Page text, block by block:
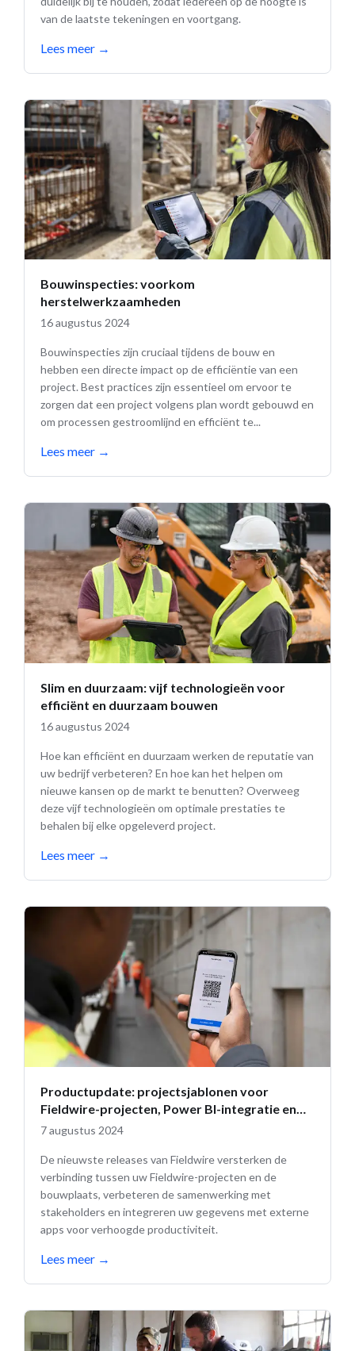
van de laatste tekeningen en voortgang.
Lees meer →
Bouwinspecties: voorkom
herstelwerkzaamheden
16 augustus 2024
Bouwinspecties zijn cruciaal tijdens de bouw en
hebben een directe impact op de efficiëntie van een
project. Best practices zijn essentieel om ervoor te
zorgen dat een project volgens plan wordt gebouwd en
om processen gestroomlijnd en efficiënt te...
Lees meer →
Slim en duurzaam: vijf technologieën voor
efficiënt en duurzaam bouwen
16 augustus 2024
Hoe kan efficiënt en duurzaam werken de reputatie van
uw bedrijf verbeteren? En hoe kan het helpen om
nieuwe kansen op de markt te benutten? Overweeg
deze vijf technologieën om optimale prestaties te
behalen bij elke opgeleverd project.
Lees meer →
Productupdate: projectsjablonen voor
Fieldwire-projecten, Power BI-integratie en
meer
7 augustus 2024
De nieuwste releases van Fieldwire versterken de
verbinding tussen uw Fieldwire-projecten en de
bouwplaats, verbeteren de samenwerking met
stakeholders en integreren uw gegevens met externe
apps voor verhoogde productiviteit.
Lees meer →